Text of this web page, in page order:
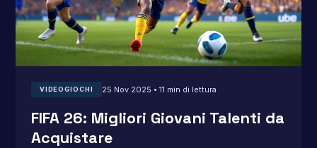
VIDEOGIOCHI 25 Nov 2025 • 11 min di lettura
FIFA 26: Migliori Giovani Talenti da
Acquistare